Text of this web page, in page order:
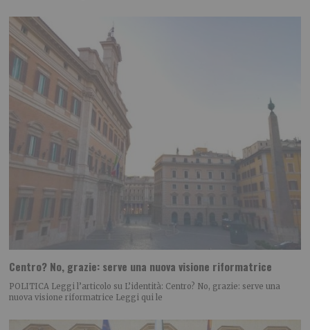
Centro? No, grazie: serve una nuova visione riformatrice
POLITICA Leggi l’articolo su L’identità: Centro? No, grazie: serve una
nuova visione riformatrice Leggi qui le